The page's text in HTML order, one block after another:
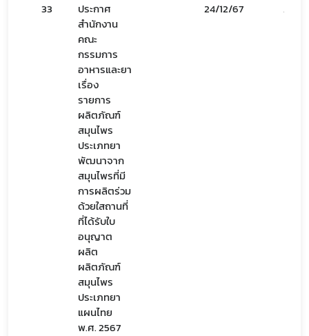
33
ประกาศ
สำนักงาน
คณะ
กรรมการ
อาหารและยา
เรื่อง
รายการ
ผลิตภัณฑ์
สมุนไพร
ประเภทยา
พัฒนาจาก
สมุนไพรที่มี
การผลิตร่วม
ด้วยใสถานที่
ที่ได้รับใบ
อนุญาต
ผลิต
ผลิตภัณฑ์
สมุนไพร
ประเภทยา
แผนไทย
พ.ศ. 2567
24/12/67 25/